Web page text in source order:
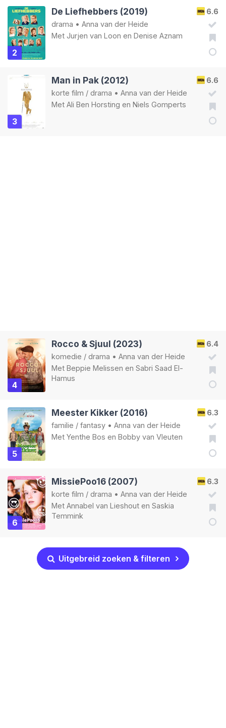
2
6.6
De Liefhebbers (2019)
drama • Anna van der Heide
Met Jurjen van Loon en Denise Aznam
3
6.6
Man in Pak (2012)
korte film / drama • Anna van der Heide
Met Ali Ben Horsting en Niels Gomperts
4
6.4
Rocco & Sjuul (2023)
komedie / drama • Anna van der Heide
Met Beppie Melissen en Sabri Saad El-
Hamus
5
6.3
Meester Kikker (2016)
familie / fantasy • Anna van der Heide
Met Yenthe Bos en Bobby van Vleuten
6
6.3
MissiePoo16 (2007)
korte film / drama • Anna van der Heide
Met Annabel van Lieshout en Saskia
Temmink
Uitgebreid zoeken & filteren